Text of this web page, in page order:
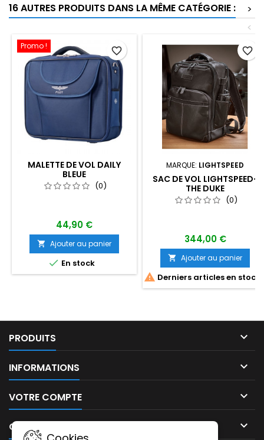
16 AUTRES PRODUITS DANS LA MÊME CATÉGORIE :
>
<
Promo !
MALETTE DE VOL DAILY
BLEUE
(0)
44,90 €
 Ajouter au panier
 En stock
favorite_border
MARQUE: LIGHTSPEED
SAC DE VOL LIGHTSPEED-
THE DUKE
(0)
344,00 €
 Ajouter au panier
 Derniers articles en stock
favorite_border
PRODUITS 
INFORMATIONS 
VOTRE COMPTE 
CONTACT 